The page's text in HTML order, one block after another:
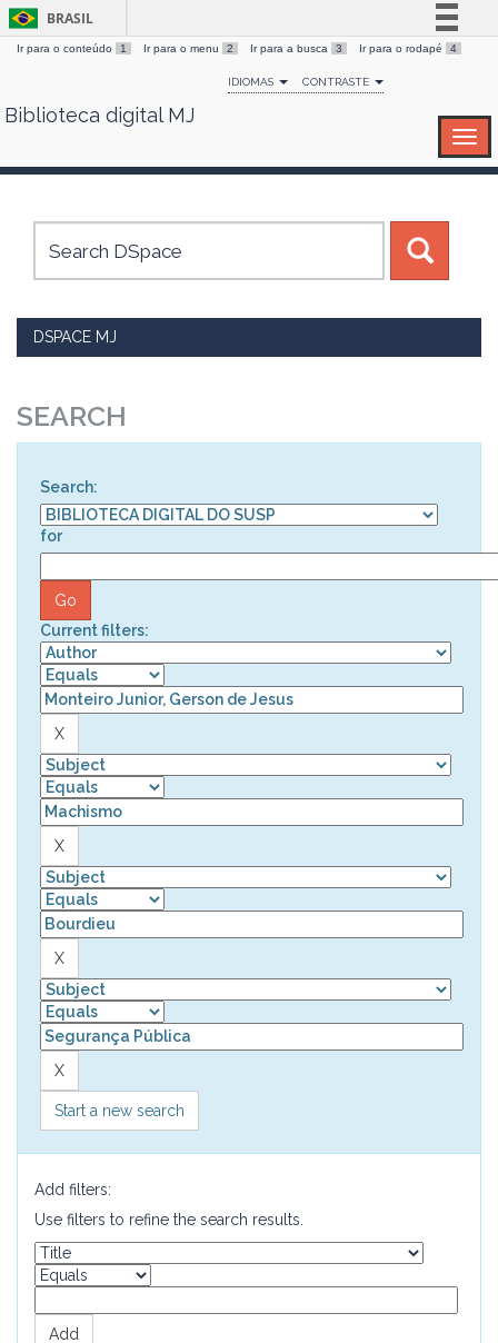
Skip
BRASIL
Simplifique!
Comunica BR
Canais
Ir para o conteúdo 1 Ir para o menu 2 Ir para a busca 3 Ir para o rodapé 4
IDIOMAS CONTRASTE
Biblioteca digital MJ
DSPACE MJ
SEARCH
Search:
for
Current filters:
Start a new search
Add filters:
Use filters to refine the search results.